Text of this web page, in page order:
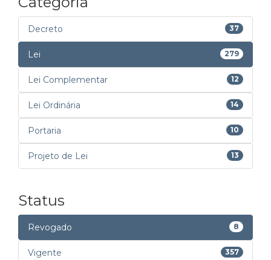
Decreto 37
Lei 279
Lei Complementar 12
Lei Ordinária 14
Portaria 10
Projeto de Lei 13
Status
Revogado 8
Vigente 357